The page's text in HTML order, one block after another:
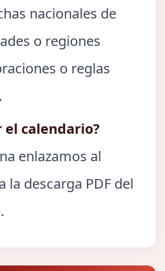
nacionales de
o regiones
o reglas
el calendario?
enlazamos al
la descarga PDF del